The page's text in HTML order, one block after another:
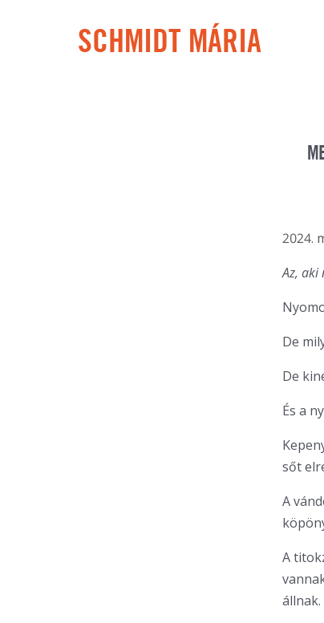
SCHMIDT MÁRIA
2024.
Az, aki
De
De
És a
sőt
A
A
állnak.